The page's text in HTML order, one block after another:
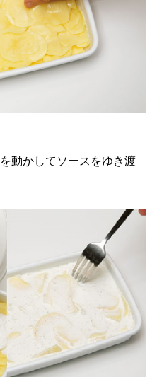
動かしてソースをゆき渡